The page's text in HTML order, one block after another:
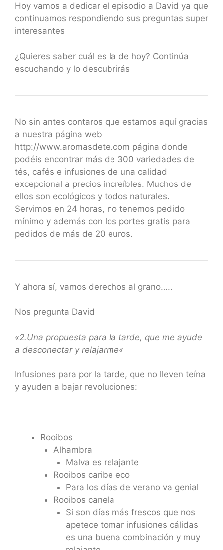
Hoy vamos a dedicar el episodio a David ya que
continuamos respondiendo sus preguntas super
interesantes
¿Quieres saber cuál es la de hoy? Continúa
escuchando y lo descubrirás
No sin antes contaros que estamos aquí gracias
a nuestra página web
http://www.aromasdete.com página donde
podéis encontrar más de 300 variedades de
tés, cafés e infusiones de una calidad
excepcional a precios increíbles. Muchos de
ellos son ecológicos y todos naturales.
Servimos en 24 horas, no tenemos pedido
mínimo y además con los portes gratis para
pedidos de más de 20 euros.
Y ahora sí, vamos derechos al grano…..
Nos pregunta David
«2.Una propuesta para la tarde, que me ayude
a desconectar y relajarme«
Infusiones para por la tarde, que no lleven teína
y ayuden a bajar revoluciones:
Rooibos
Alhambra
Malva es relajante
Rooibos caribe eco
Para los días de verano va genial
Rooibos canela
Si son días más frescos que nos
apetece tomar infusiones cálidas
es una buena combinación y muy